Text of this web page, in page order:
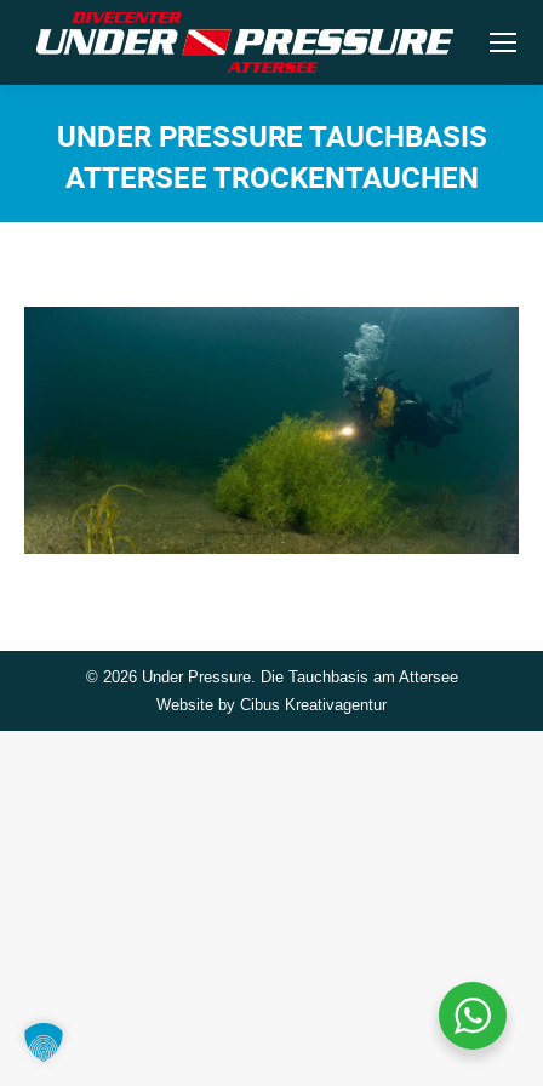
UNDER PRESSURE TAUCHBASIS
ATTERSEE TROCKENTAUCHEN
© 2026 Under Pressure. Die Tauchbasis am Attersee
Website by Cibus Kreativagentur